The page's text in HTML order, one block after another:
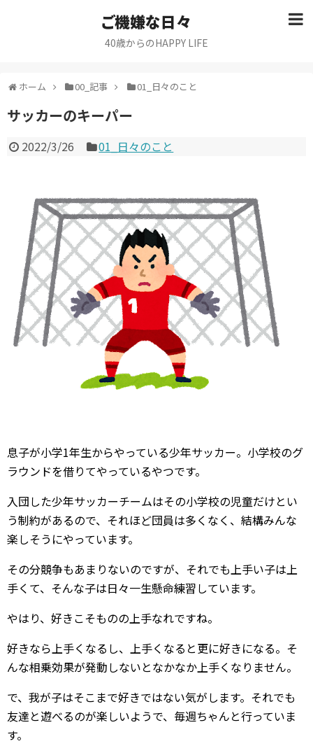
ご機嫌な日々
40歳からのHAPPY LIFE
ホーム 00_記事 01_日々のこと
サッカーのキーパー
2022/3/26 01_日々のこと
息子が小学1年生からやっている少年サッカー。小学校のグ
ラウンドを借りてやっているやつです。
入団した少年サッカーチームはその小学校の児童だけとい
う制約があるので、それほど団員は多くなく、結構みんな
楽しそうにやっています。
その分競争もあまりないのですが、それでも上手い子は上
手くて、そんな子は日々一生懸命練習しています。
やはり、好きこそものの上手なれですね。
好きなら上手くなるし、上手くなると更に好きになる。そ
んな相乗効果が発動しないとなかなか上手くなりません。
で、我が子はそこまで好きではない気がします。それでも
友達と遊べるのが楽しいようで、毎週ちゃんと行っていま
す。